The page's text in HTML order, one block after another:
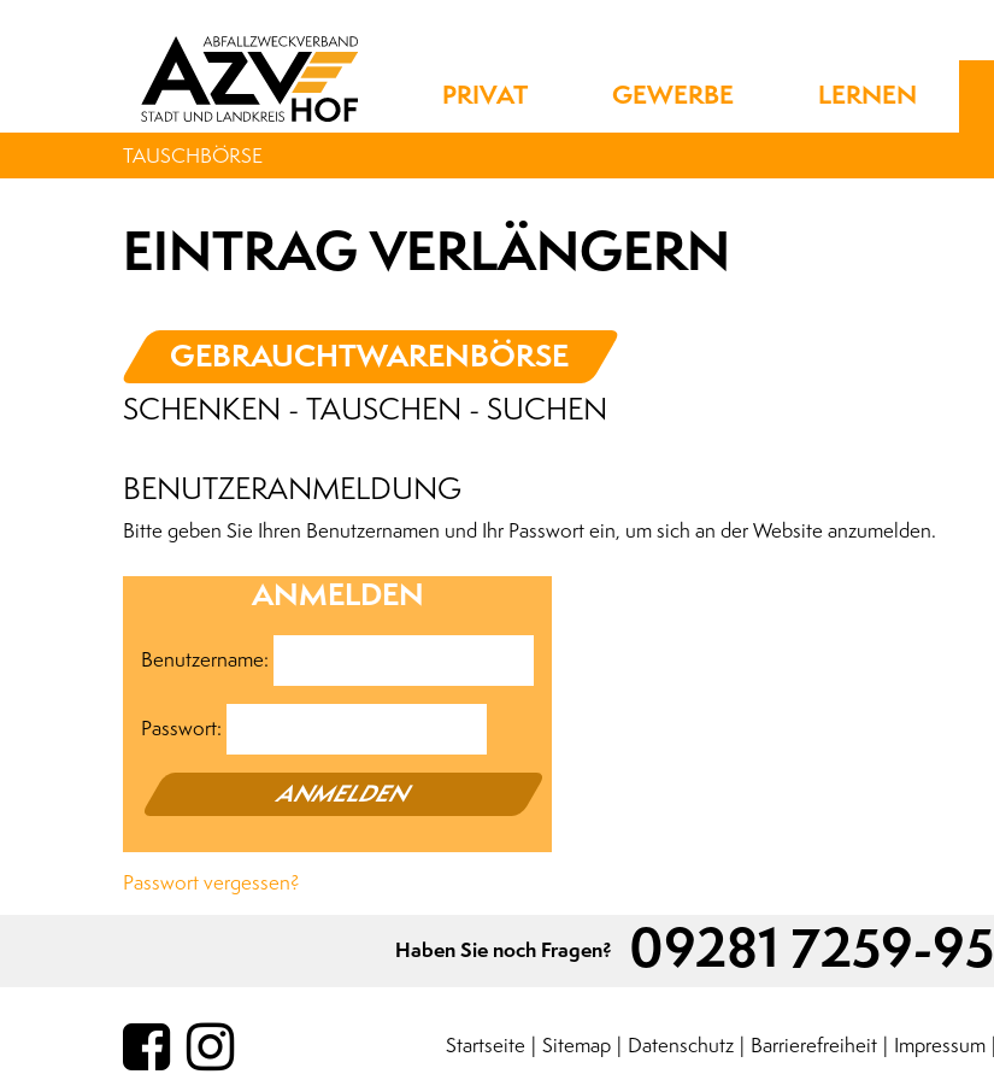
PRIVAT GEWERBE LERNEN
TAUSCHBÖRSE
EINTRAG VERLÄNGERN
GEBRAUCHTWARENBÖRSE
SCHENKEN - TAUSCHEN - SUCHEN
BENUTZERANMELDUNG
Bitte geben Sie Ihren Benutzernamen und Ihr Passwort ein, um sich an der Website anzumelden.
ANMELDEN
Benutzername:
Passwort:
Passwort vergessen?
Haben Sie noch Fragen? 09281 7259-95
Startseite Sitemap Datenschutz Barrierefreiheit Impressum